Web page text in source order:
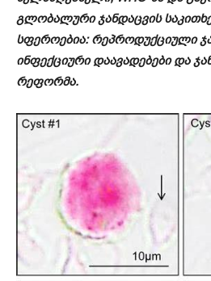
გლობალური ჯანდაცვის
სფეროებია: რეპროდუქციული
ინფექციური დაავადებები და
რეფორმა.